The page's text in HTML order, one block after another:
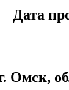
Дата
Омск,